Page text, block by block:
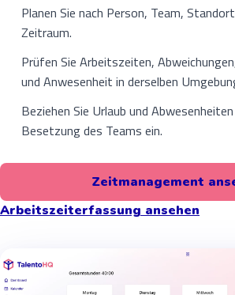
Planen Sie nach Person, Team,
Zeitraum.
Prüfen Sie Arbeitszeiten,
und Anwesenheit in derselben
Beziehen Sie Urlaub und
Besetzung des Teams ein.
Zeitmanagement
Arbeitszeiterfassung ansehen